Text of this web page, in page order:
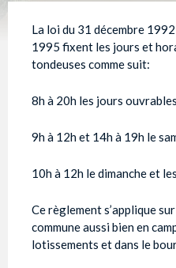
La loi du 31 décembre
1995 fixent les jours et
tondeuses comme suit:
8h à 20h les jours
9h à 12h et 14h à 19h le
10h à 12h le dimanche et
Ce règlement s’applique
commune aussi bien en
lotissements et dans le